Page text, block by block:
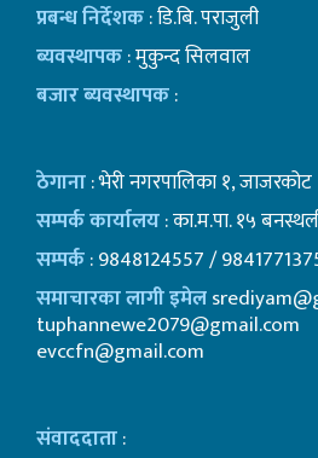
प्रबन्ध निर्देशक: डि.बि. पराजुली
ब्यवस्थापक: मुकुन्द सिलवाल
बजार ब्यवस्थापक:
ठेगाना: भेरी नगरपालिका १, जाजरकोट
सम्पर्क कार्यालय: का.म.पा. १५
सम्पर्क: 9848124557 /
समाचारका लागी इमेल
tuphannewe2079@gmail.com
evccfn@gmail.com
संवाददाता: